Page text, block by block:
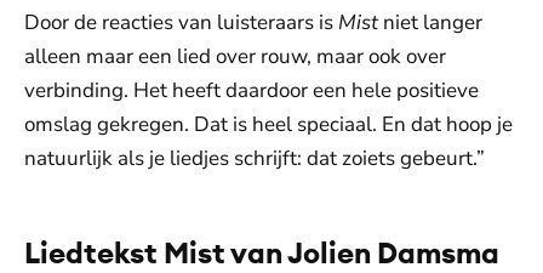
Door de reacties van luisteraars is Mistniet langer
alleen maar een lied over rouw, maar ook over
verbinding. Het heeft daardoor een hele positieve
omslag gekregen. Dat is heel speciaal. En dat hoop je
natuurlijk als je liedjes schrijft: dat zoiets gebeurt.”
Liedtekst Mist van Jolien Damsma